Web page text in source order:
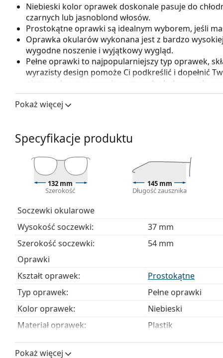
Niebieski kolor oprawek doskonale pasuje do
czarnych lub jasnoblond włosów.
Prostokątne oprawki są idealnym wyborem, jeśli
Oprawka okularów wykonana jest z bardzo
wygodne noszenie i wyjątkowy wygląd.
Pełne oprawki to najpopularniejszy typ oprawek,
wyrazisty design pomoże Ci podkreślić i dopełnić
niezawodne mocowanie soczewek okularowych, a
uszkodzeniem. Ten rodzaj oprawek nadaje się do
tych o większej mocy optycznej.
Okulary dostarczamy z oryginalnym etui. Kolor i
Ściereczka dołączona do opakowania jest idealna
modele mogą zawierać tekstylny woreczek zamiast
Poznaj pełną gamę
, aby znaleźć więcej
potrzebujesz pomocy w wyborze.
To jest wyrób medyczny. Przed użyciem zapoznaj się
Pokaż więcej
Specyfikacje produktu
132 mm
Szerokość
145 mm
Długość zausznika
Soczewki okularowe
Wysokość soczewki:
37 mm
Szerokość soczewki:
54 mm
Oprawki
Kształt oprawek:
Prostokątne
Typ oprawek:
Pełne oprawki
Kolor oprawek:
Niebieski
Materiał oprawek:
Plastik
Rozmiar:
M
Pokaż więcej